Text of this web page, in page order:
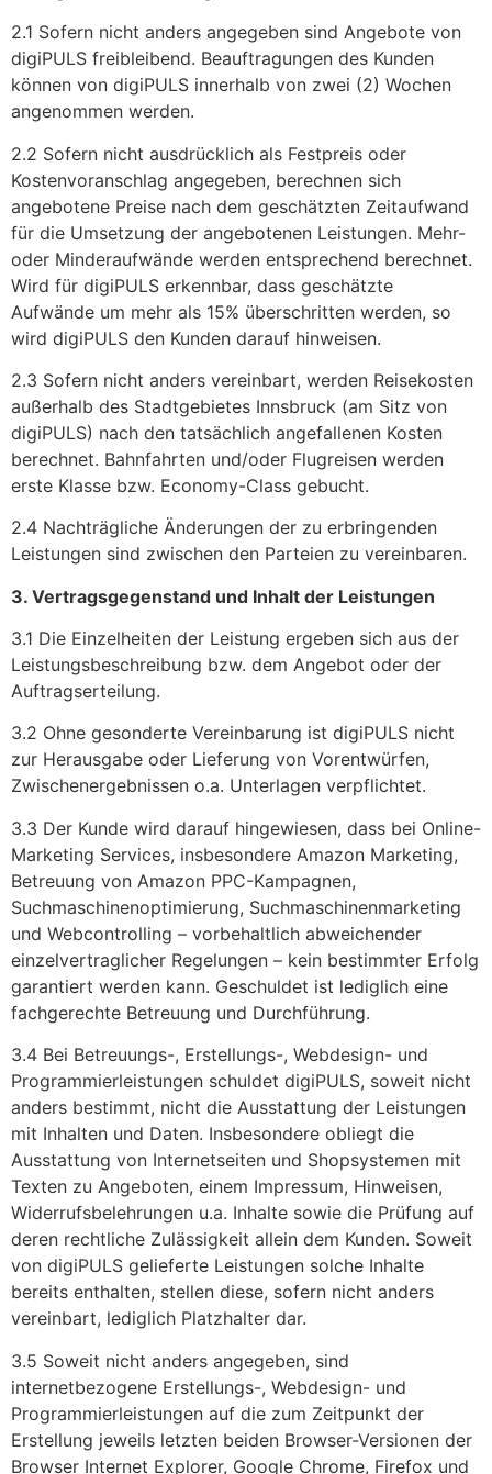
2.1 Sofern nicht anders angegeben sind Angebote von
digiPULS freibleibend. Beauftragungen des Kunden
können von digiPULS innerhalb von zwei (2) Wochen
angenommen werden.
2.2 Sofern nicht ausdrücklich als Festpreis oder
Kostenvoranschlag angegeben, berechnen sich
angebotene Preise nach dem geschätzten Zeitaufwand
für die Umsetzung der angebotenen Leistungen. Mehr-
oder Minderaufwände werden entsprechend berechnet.
Wird für digiPULS erkennbar, dass geschätzte
Aufwände um mehr als 15% überschritten werden, so
wird digiPULS den Kunden darauf hinweisen.
2.3 Sofern nicht anders vereinbart, werden Reisekosten
außerhalb des Stadtgebietes Innsbruck (am Sitz von
digiPULS) nach den tatsächlich angefallenen Kosten
berechnet. Bahnfahrten und/oder Flugreisen werden
erste Klasse bzw. Economy-Class gebucht.
2.4 Nachträgliche Änderungen der zu erbringenden
Leistungen sind zwischen den Parteien zu vereinbaren.
3. Vertragsgegenstand und Inhalt der Leistungen
3.1 Die Einzelheiten der Leistung ergeben sich aus der
Leistungsbeschreibung bzw. dem Angebot oder der
Auftragserteilung.
3.2 Ohne gesonderte Vereinbarung ist digiPULS nicht
zur Herausgabe oder Lieferung von Vorentwürfen,
Zwischenergebnissen o.a. Unterlagen verpflichtet.
3.3 Der Kunde wird darauf hingewiesen, dass bei Online-
Marketing Services, insbesondere Amazon Marketing,
Betreuung von Amazon PPC-Kampagnen,
Suchmaschinenoptimierung, Suchmaschinenmarketing
und Webcontrolling – vorbehaltlich abweichender
einzelvertraglicher Regelungen – kein bestimmter Erfolg
garantiert werden kann. Geschuldet ist lediglich eine
fachgerechte Betreuung und Durchführung.
3.4 Bei Betreuungs-, Erstellungs-, Webdesign- und
Programmierleistungen schuldet digiPULS, soweit nicht
anders bestimmt, nicht die Ausstattung der Leistungen
mit Inhalten und Daten. Insbesondere obliegt die
Ausstattung von Internetseiten und Shopsystemen mit
Texten zu Angeboten, einem Impressum, Hinweisen,
Widerrufsbelehrungen u.a. Inhalte sowie die Prüfung auf
deren rechtliche Zulässigkeit allein dem Kunden. Soweit
von digiPULS gelieferte Leistungen solche Inhalte
bereits enthalten, stellen diese, sofern nicht anders
vereinbart, lediglich Platzhalter dar.
3.5 Soweit nicht anders angegeben, sind
internetbezogene Erstellungs-, Webdesign- und
Programmierleistungen auf die zum Zeitpunkt der
Erstellung jeweils letzten beiden Browser-Versionen der
Browser Internet Explorer, Google Chrome, Firefox und